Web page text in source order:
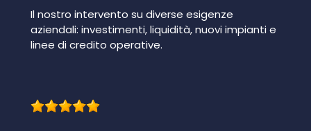
Il nostro intervento su diverse esigenze
aziendali: investimenti, liquidità, nuovi impianti e
linee di credito operative.